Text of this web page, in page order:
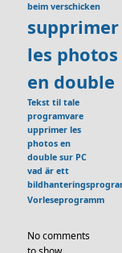
beim verschicken
supprimer
les photos
en double
Tekst til tale
programvare
upprimer les
photos en
double sur PC
vad är ett
Vorleseprogramm
No comments